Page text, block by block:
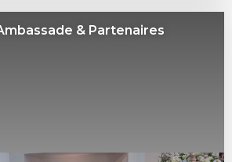
& Partenaires